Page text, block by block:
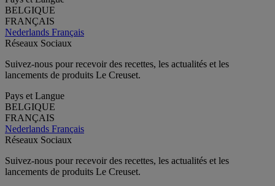
BELGIQUE
FRANÇAIS
Nederlands Français
Réseaux Sociaux
Suivez-nous pour recevoir des recettes, les actualités et les
lancements de produits Le Creuset.
Pays et Langue
BELGIQUE
FRANÇAIS
Nederlands Français
Réseaux Sociaux
Suivez-nous pour recevoir des recettes, les actualités et les
lancements de produits Le Creuset.